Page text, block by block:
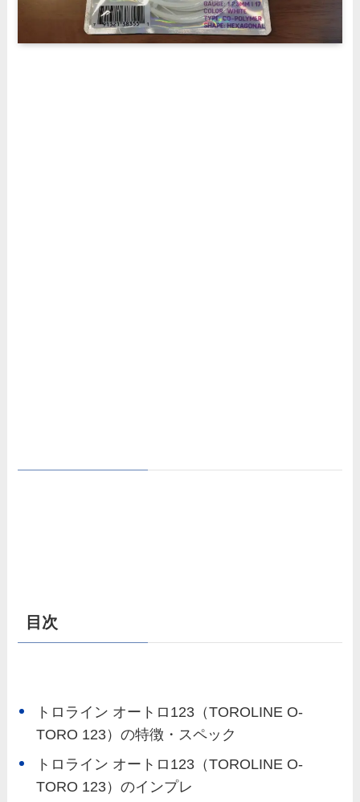
目次
トロライン オートロ123（TOROLINE O-
TORO 123）の特徴・スペック
トロライン オートロ123（TOROLINE O-
TORO 123）のインプレ